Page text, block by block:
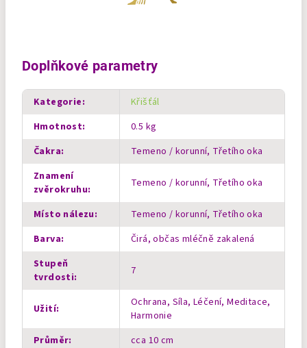
Doplňkové parametry
Kategorie:
Křišťál
Hmotnost:
0.5 kg
Čakra:
Temeno / korunní, Třetího oka
Znamení
zvěrokruhu: Temeno / korunní, Třetího oka
Místo nálezu:
Temeno / korunní, Třetího oka
Barva:
Čirá, občas mléčně zakalená
Stupeň
tvrdosti: 7
Užití:
Ochrana, Síla, Léčení, Meditace,
Harmonie
Průměr:
cca 10 cm